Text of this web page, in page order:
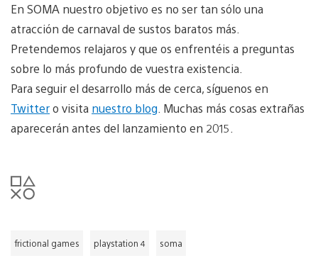
En SOMA nuestro objetivo es no ser tan sólo una
atracción de carnaval de sustos baratos más.
Pretendemos relajaros y que os enfrentéis a preguntas
sobre lo más profundo de vuestra existencia.
Para seguir el desarrollo más de cerca, síguenos en
Twittero visita nuestro blog . Muchas más cosas extrañas
aparecerán antes del lanzamiento en 2015.
frictional games playstation 4 soma